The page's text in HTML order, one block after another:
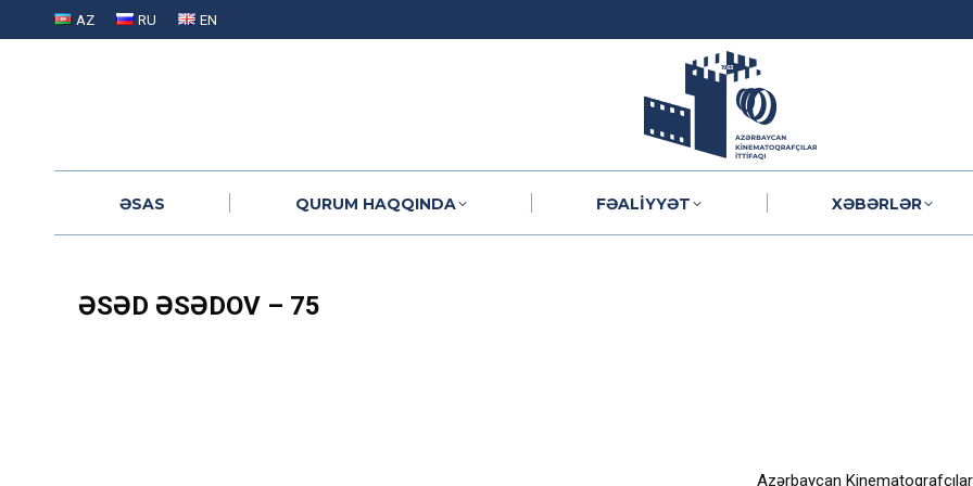
AZ RU EN
ƏSAS
QURUM HAQQINDA FƏALIYYƏT XƏBƏRLƏR
ƏSƏD ƏSƏDOV – 75
Azərbaycan